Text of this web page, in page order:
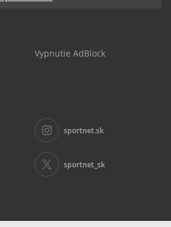
Vypnutie AdBlock
sportnet.sk
sportnet_sk